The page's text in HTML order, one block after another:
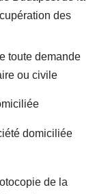
des
toute demande
ou civile
domiciliée
de la